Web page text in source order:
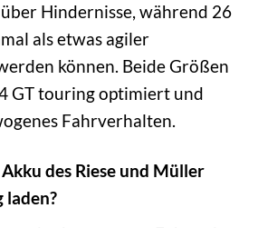
Hindernisse, während 26
als etwas agiler
können. Beide Größen
GT touring optimiert und
Fahrverhalten.
des Riese und Müller
laden?